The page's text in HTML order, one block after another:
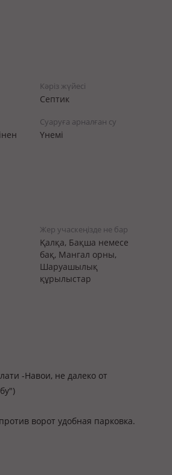
Кәріз жүйесі
Септик
Суаруға арналған су
Үнемі
Жер учаскеңізде не бар
Қалқа, Бақша немесе
бақ, Мангал орны,
Шаруашылық
құрылыстар
-Навои, не далеко от
ворот удобная парковка.